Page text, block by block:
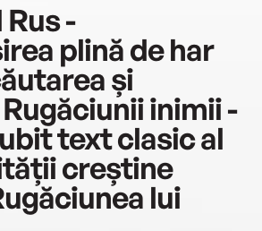
-
plină de har
și
inimii -
text clasic al
creștine
lui